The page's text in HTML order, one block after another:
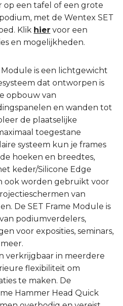
op een tafel of een grote
met de Wentex SET
Klik hier voor een
en mogelijkheden.
is een lichtgewicht
dat ontworpen is
opbouw van
en wanden tot
de plaatselijke
toegestane
systeem kun je frames
hoeken en breedtes,
keder/Silicone Edge
ook worden gebruikt voor
van
De SET Frame Module is
podiumverdelers,
voor exposities, seminars,
verkrijgbaar in meerdere
flexibiliteit om
te maken. De
Hammer Head Quick